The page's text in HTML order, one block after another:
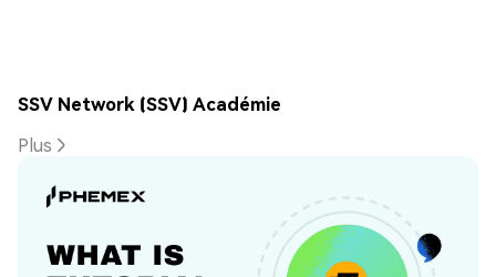
SSV Network (SSV) Académie
Plus